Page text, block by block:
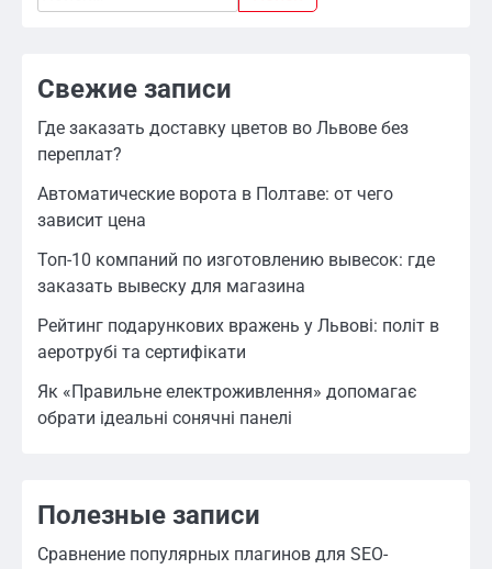
Свежие записи
Где заказать доставку цветов во Львове без
переплат?
Автоматические ворота в Полтаве: от чего
зависит цена
Топ-10 компаний по изготовлению вывесок: где
заказать вывеску для магазина
Рейтинг подарункових вражень у Львові: політ в
аеротрубі та сертифікати
Як «Правильне електроживлення» допомагає
обрати ідеальні сонячні панелі
Полезные записи
Сравнение популярных плагинов для SEO-